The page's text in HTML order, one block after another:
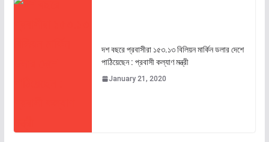
দশ বছরে প্রবাসীরা ১৫৩.১৩ বিলিয়ন মার্কিন ডলার দেশে
পাঠিয়েছেন : প্রবাসী কল্যাণ মন্ত্রী
January 21, 2020